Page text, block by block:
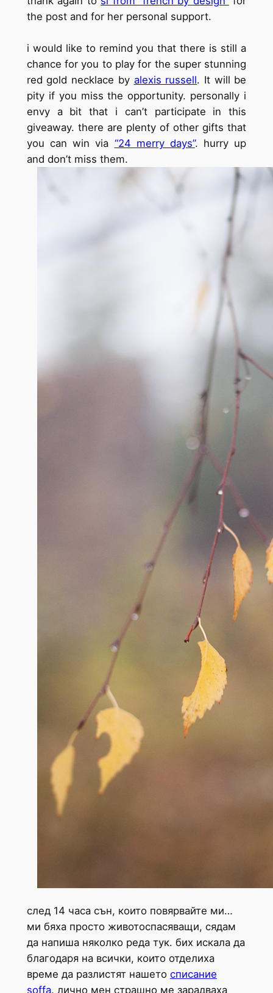
the post and for her personal support.
i would like to remind you that there is still a
chance for you to play for the super stunning
red gold necklace by alexis russell. It will be
pity if you miss the opportunity. personally i
envy a bit that i can’t participate in this
giveaway. there are plenty of other gifts that
you can win via “24 merry days”. hurry up
and don’t miss them.
след 14 часа сън, които повярвайте ми…
ми бяха просто животоспасяващи, сядам
да напиша няколко реда тук. бих искала да
благодаря на всички, които отделиха
време да разлистят нашето списание
soffa. лично мен страшно ме зарадваха